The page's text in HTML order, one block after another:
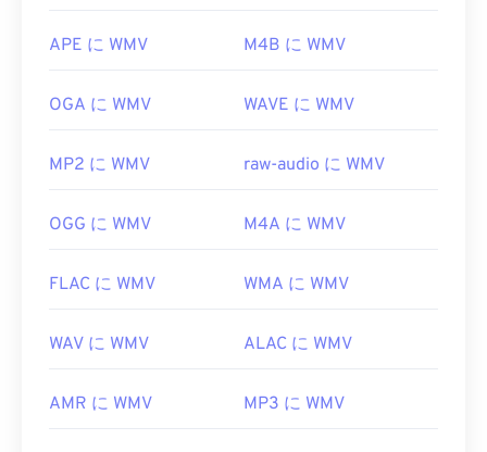
性があることに注意してください。変換が必要な場
ールを使ってWMVファイルを変換できます。
初回リリース:
https://en.wikipedia.org/wiki/
APE に WMV M4B に WMV
OGA に WMV WAVE に WMV
MP2 に WMV raw-audio に WMV
OGG に WMV M4A に WMV
FLAC に WMV WMA に WMV
WAV に WMV ALAC に WMV
AMR に WMV MP3 に WMV